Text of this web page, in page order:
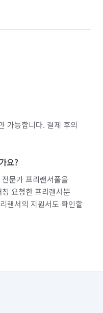
가능합니다. 결제 후의
요?
문가 프리랜서풀을
요청한 프리랜서뿐
랜서의 지원서도 확인할